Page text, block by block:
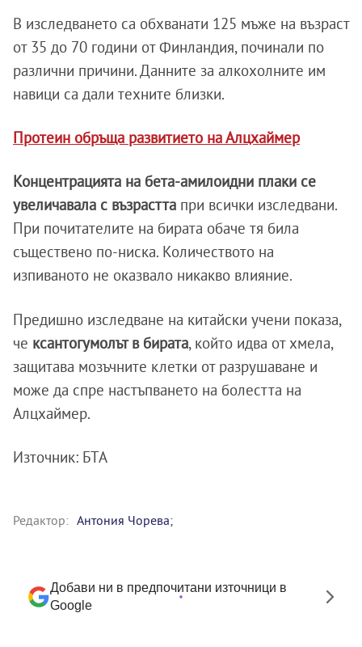
В изследването са обхванати 125 мъже на възраст
от 35 до 70 години от Финландия, починали по
различни причини. Данните за алкохолните им
навици са дали техните близки.
Протеин обръща развитието на Алцхаймер
Концентрацията на бета-амилоидни плаки се
увеличавала с възрастта при всички изследвани.
При почитателите на бирата обаче тя била
съществено по-ниска. Количеството на
изпиваното не оказвало никакво влияние.
Предишно изследване на китайски учени показа,
че ксантогумолът в бирата, който идва от хмела,
защитава мозъчните клетки от разрушаване и
може да спре настъпването на болестта на
Алцхаймер.
Източник: БТА
Редактор: Антония Чорева;
Добави ни в предпочитани източници в
Google